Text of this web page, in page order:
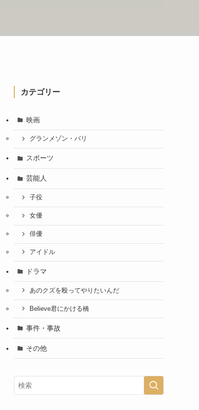
カテゴリー
映画
グランメゾン・パリ
スポーツ
芸能人
子役
女優
俳優
アイドル
ドラマ
あのクズを殴ってやりたいんだ
Believe君にかける橋
事件・事故
その他